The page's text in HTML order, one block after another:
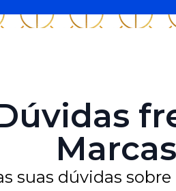
suas dúvidas